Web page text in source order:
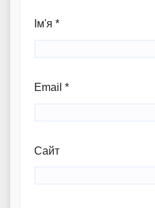
Ім'я *
Email *
Сайт